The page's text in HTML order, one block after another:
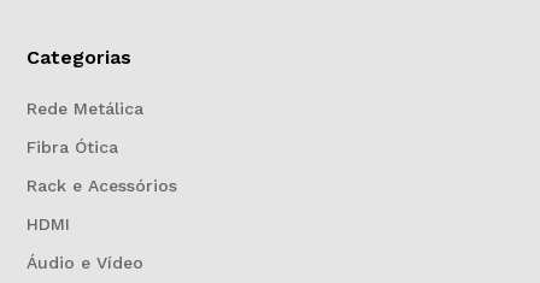
Categorias
Rede Metálica
Fibra Ótica
Rack e Acessórios
HDMI
Áudio e Vídeo